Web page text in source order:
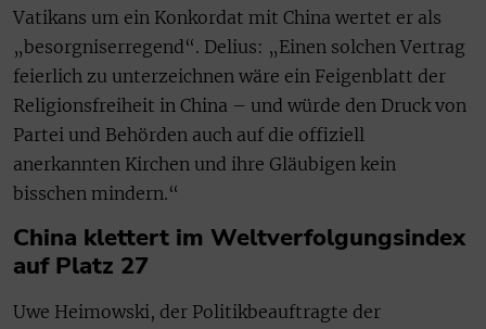
Vatikans um ein Konkordat mit China wertet er als
„besorgniserregend“. Delius: „Einen solchen Vertrag
feierlich zu unterzeichnen wäre ein Feigenblatt der
Religionsfreiheit in China – und würde den Druck von
Partei und Behörden auch auf die offiziell
anerkannten Kirchen und ihre Gläubigen kein
bisschen mindern.“
China klettert im Weltverfolgungsindex
auf Platz 27
Uwe Heimowski, der Politikbeauftragte der